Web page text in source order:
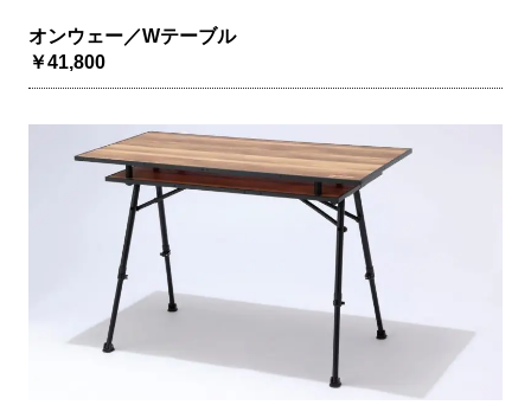
オンウェー／Wテーブル
￥41,800